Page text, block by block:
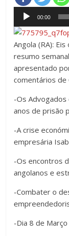
Audio
Player
00:00
Angola (RA):
resumo
apresentado
comentários de
-Os Advogados
anos de prisão
-A crise
empresária
-Os encontros
angolanos e
-Combater o
-Dia 8 de